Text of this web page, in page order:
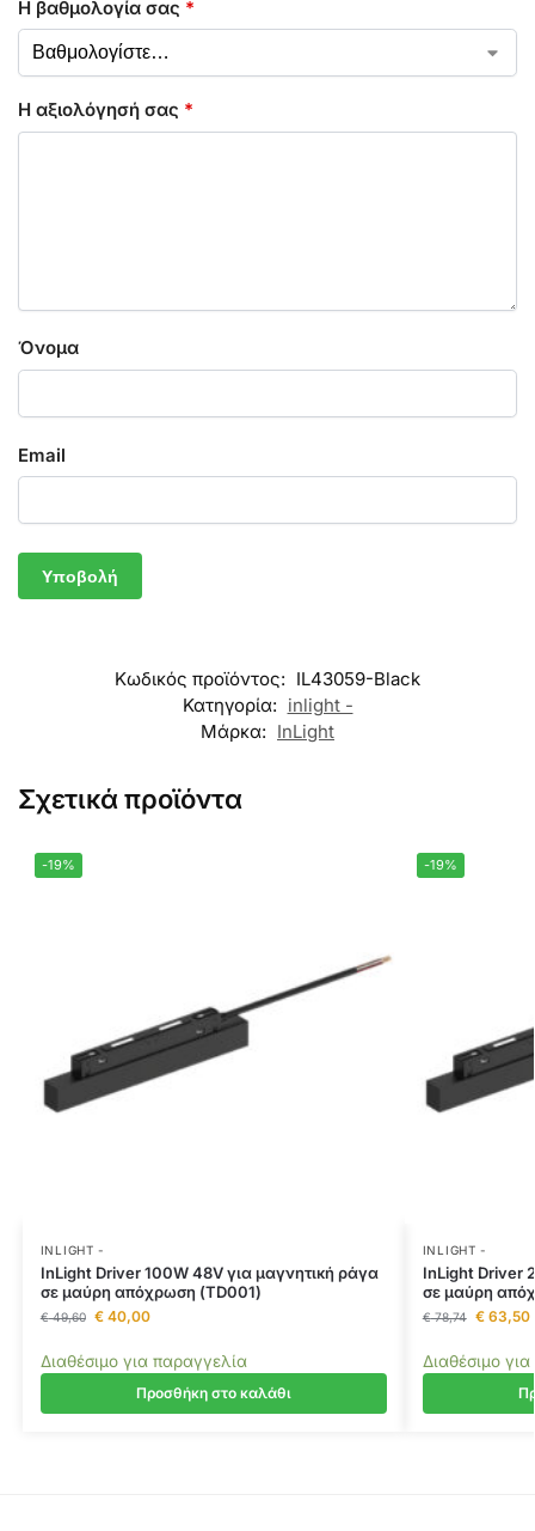
Η βαθμολογία σας *
Η αξιολόγησή σας *
Όνομα
Email
Κωδικός προϊόντος: IL43059-Black
Κατηγορία: inlight -
Μάρκα: InLight
Σχετικά προϊόντα
-19%
INLIGHT -
InLight Driver 100W 48V για μαγνητική ράγα
σε μαύρη απόχρωση (TD001)
€49,60 €40,00
Διαθέσιμο για παραγγελία
Προσθήκη στο καλάθι
-19%
INLIGHT -
InLight Driver
σε μαύρη
€78,74 €63,50
Διαθέσιμο